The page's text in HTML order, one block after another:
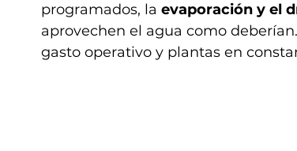
programados, la evaporación y el
aprovechen el agua como
gasto operativo y plantas en